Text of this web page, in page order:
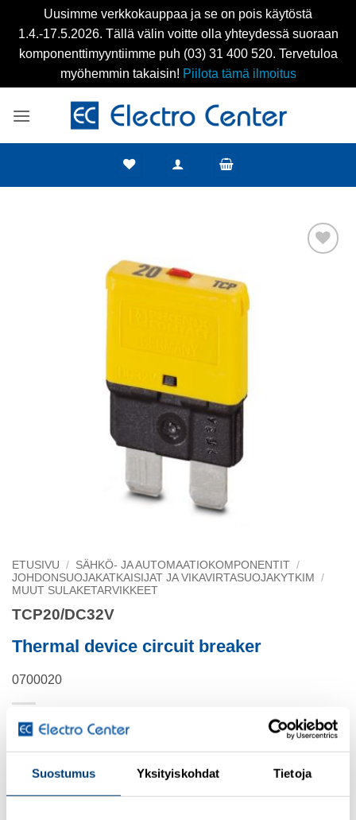
Suostumus Yksityiskohdat Tietoja
Uusimme verkkokauppaa ja se on pois käytöstä
1.4.-17.5.2026. Tällä välin voitte olla yhteydessä suoraan
komponenttimyyntiimme puh (03) 31 400 520. Tervetuloa
myöhemmin takaisin! Piilota tämä ilmoitus
ETUSIVU / SÄHKÖ- JA AUTOMAATIOKOMPONENTIT /
JOHDONSUOJAKATKAISIJAT JA VIKAVIRTASUOJAKYTKIM
/
MUUT SULAKETARVIKKEET
TCP20/DC32V
Thermal device circuit breaker
0700020
Kirjaudu sisään nähdäksesi hinnat ja käyttääksesi